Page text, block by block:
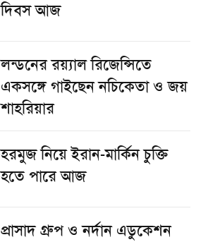
দিবস আজ
লন্ডনের রয়্যাল রিজেন্সিতে
একসঙ্গে গাইছেন নচিকেতা ও জয়
শাহরিয়ার
হরমুজ নিয়ে ইরান-মার্কিন চুক্তি
হতে পারে আজ
প্রাসাদ গ্রুপ ও নর্দান এডুকেশন